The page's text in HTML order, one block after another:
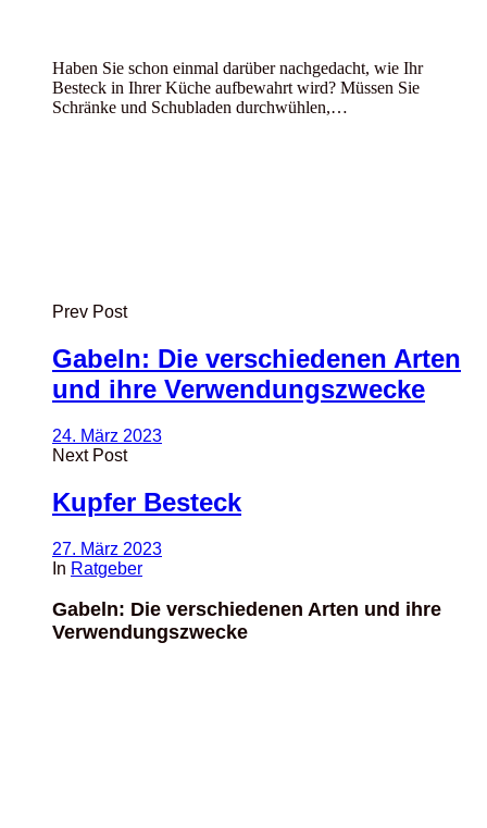
Haben Sie schon einmal darüber nachgedacht, wie Ihr
Besteck in Ihrer Küche aufbewahrt wird? Müssen Sie
Schränke und Schubladen durchwühlen,…
Prev Post
Gabeln: Die verschiedenen Arten
und ihre Verwendungszwecke
24. März 2023
Next Post
Kupfer Besteck
27. März 2023
In Ratgeber
Gabeln: Die verschiedenen Arten und ihre
Verwendungszwecke